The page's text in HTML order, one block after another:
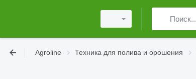
Agroline Техника для полива и орошения